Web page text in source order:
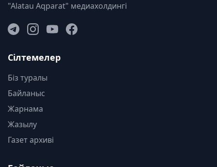
"Alatau Aqparat" медиахолдингі
Сілтемелер
Біз туралы
Байланыс
Жарнама
Жазылу
Газет архиві